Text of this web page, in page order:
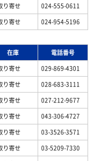
り寄せ
024-555-0611
り寄せ 024-954-5196
在庫
電話番号
り寄せ
029-869-4301
り寄せ
028-683-3111
り寄せ
027-212-9677
り寄せ
043-306-4727
り寄せ
03-3526-3571
り寄せ
03-5209-7330